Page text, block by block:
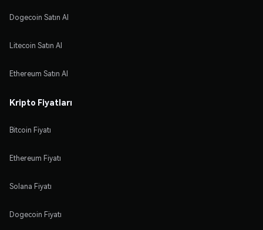
Dogecoin Satın Al
Litecoin Satın Al
Ethereum Satın Al
Kripto Fiyatları
Bitcoin Fiyatı
Ethereum Fiyatı
Solana Fiyatı
Dogecoin Fiyatı